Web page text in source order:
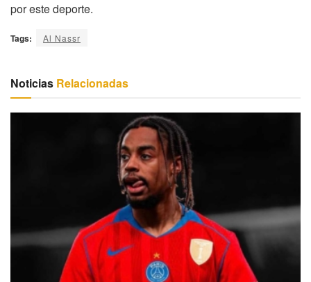
por este deporte.
Tags: Al Nassr
Noticias Relacionadas